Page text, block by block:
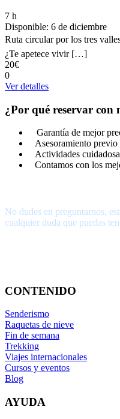
7 h
Disponible: 6 de diciembre
Ruta circular por los tres
¿Te apetece vivir […]
20€
0
Ver detalles
¿Por qué reservar con
Garantía de mejor
Asesoramiento
Actividades
Contamos con los
No dudes en preguntarnos,
cualquier duda que puedas
CONTENIDO
Senderismo
Raquetas de nieve
Fin de semana
Trekking
Viajes internacionales
Cursos y eventos
Blog
AYUDA